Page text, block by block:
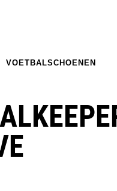
VOETBALSCHOENEN